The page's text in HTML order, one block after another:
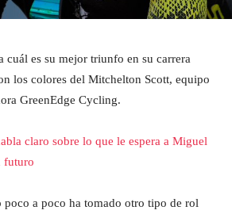
cuál es su mejor triunfo en su carrera
los colores del Mitchelton Scott, equipo
GreenEdge Cycling.
claro sobre lo que le espera a Miguel
futuro
a poco ha tomado otro tipo de rol